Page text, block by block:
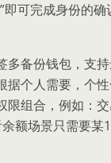
即可完成身份的
多备份钱包，支
据个人需要，个
限组合，例如：
额场景只需要某